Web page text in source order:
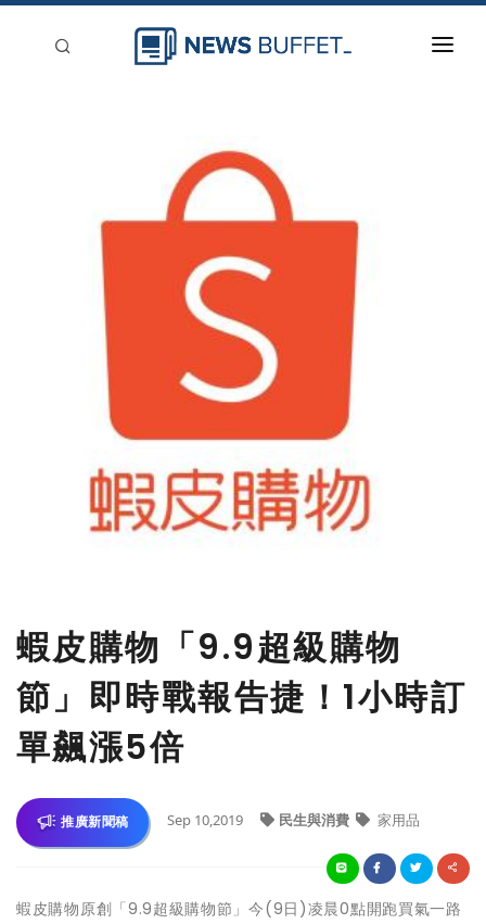
蝦皮購物「9.9超級購物
節」即時戰報告捷！1小時訂
單飆漲5倍
推廣新聞稿 Sep 10,2019 民生與消費 家用品
蝦皮購物原創「9.9超級購物節」今(9日)凌晨0點開跑買氣一路